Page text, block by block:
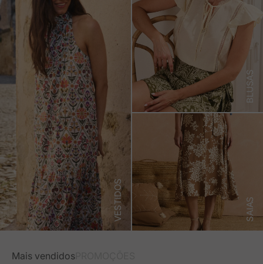
VESTIDOS
BLUSAS
SAIAS
Mais vendidos